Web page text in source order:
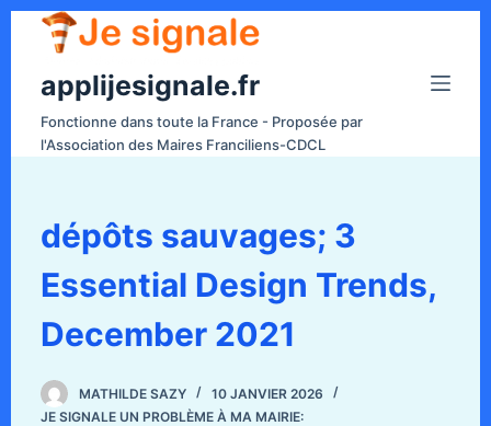
applijesignale.fr
Fonctionne dans toute la France - Proposée par
l'Association des Maires Franciliens-CDCL
dépôts sauvages; 3
Essential Design Trends,
December 2021
MATHILDE SAZY
10 JANVIER 2026
JE SIGNALE UN PROBLÈME À MA MAIRIE: